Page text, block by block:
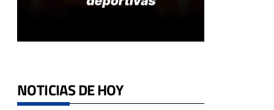
NOTICIAS DE HOY